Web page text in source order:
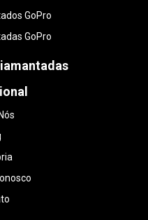
GoPro
GoPro